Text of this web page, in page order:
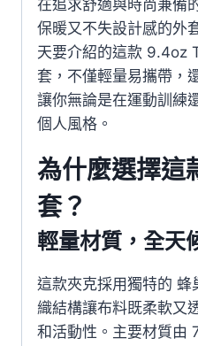
在追求舒適與時尚兼備
保暖又不失設計感的外
天要介紹的這款 9.4oz
套，不僅輕量易攜帶，
讓你無論是在運動訓練
個人風格。
為什麼選擇這
套？
輕量材質，全天
這款夾克採用獨特的 蜂
織結構讓布料既柔軟又
和活動性。主要材質由